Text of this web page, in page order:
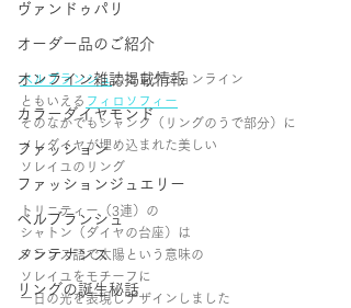
ヴァンドゥパリ
オーダー品のご紹介
オンライン雑誌掲載情報
カラーダイヤモンド
ファッション
ファッションジュエリー
ベルブランシュ
メンテナンス
リングの誕生秘話
ベルブランシュのコレクションライン
ともいえる フィロソフィー
そのなかでもシャンク（リングのうで部分）に
メレダイヤが埋め込まれた美しい
ソレイユのリング
トリニティー（3連）の
シャトン（ダイヤの台座）は
フランス語で太陽という意味の
ソレイユをモチーフに
一日の光を表現しデザインしました